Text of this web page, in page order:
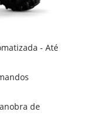
- Até
de